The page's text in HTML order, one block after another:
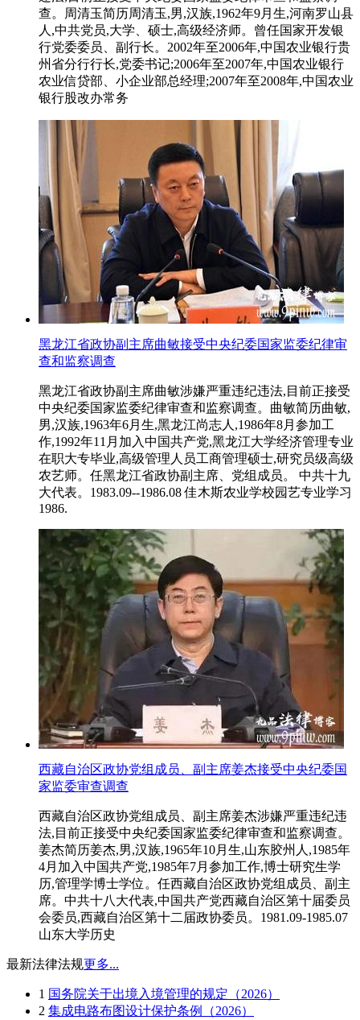
查。周清玉简历周清玉,男,汉族,1962年9月生,河南罗山县
人,中共党员,大学、硕士,高级经济师。曾任国家开发银
行党委委员、副行长。2002年至2006年,中国农业银行贵
州省分行行长,党委书记;2006年至2007年,中国农业银行
农业信贷部、小企业部总经理;2007年至2008年,中国农业
银行股改办常务
黑龙江省政协副主席曲敏接受中央纪委国家监委纪律审
查和监察调查
黑龙江省政协副主席曲敏涉嫌严重违纪违法,目前正接受
中央纪委国家监委纪律审查和监察调查。曲敏简历曲敏,
男,汉族,1963年6月生,黑龙江尚志人,1986年8月参加工
作,1992年11月加入中国共产党,黑龙江大学经济管理专业
在职大专毕业,高级管理人员工商管理硕士,研究员级高级
农艺师。任黑龙江省政协副主席、党组成员。 中共十九
大代表。1983.09--1986.08 佳木斯农业学校园艺专业学习
1986.
西藏自治区政协党组成员、副主席姜杰接受中央纪委国
家监委审查调查
西藏自治区政协党组成员、副主席姜杰涉嫌严重违纪违
法,目前正接受中央纪委国家监委纪律审查和监察调查。
姜杰简历姜杰,男,汉族,1965年10月生,山东胶州人,1985年
4月加入中国共产党,1985年7月参加工作,博士研究生学
历,管理学博士学位。任西藏自治区政协党组成员、副主
席。中共十八大代表,中国共产党西藏自治区第十届委员
会委员,西藏自治区第十二届政协委员。1981.09-1985.07
山东大学历史
最新法律法规更多...
1 国务院关于出境入境管理的规定（2026）
2 集成电路布图设计保护条例（2026）